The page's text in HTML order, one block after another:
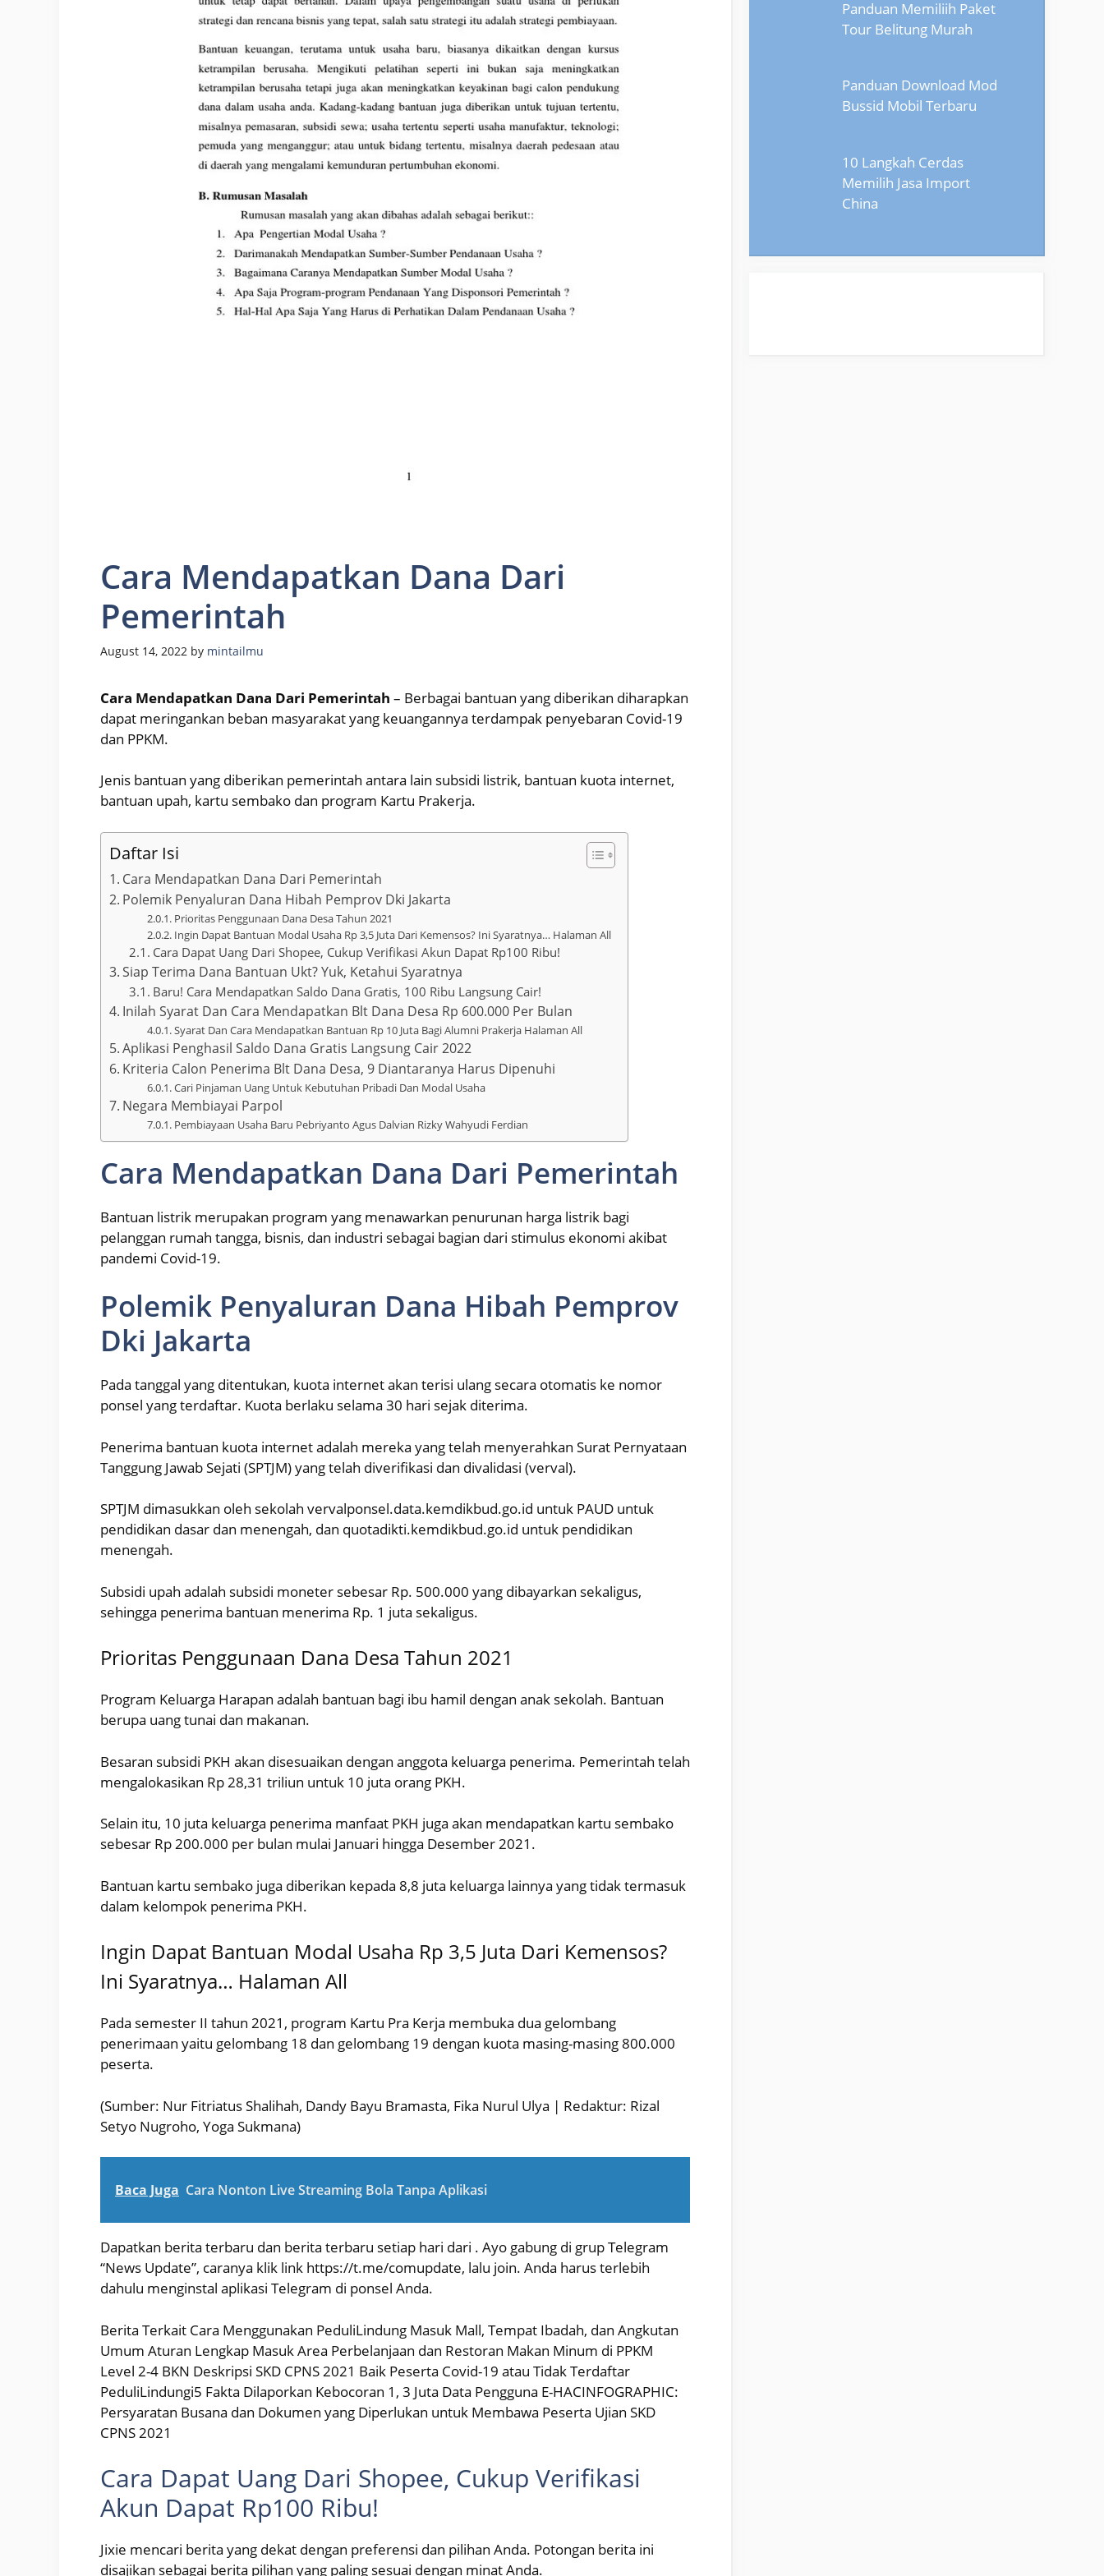
Cara Mendapatkan Dana Dari
Pemerintah
August 14, 2022 by mintailmu
Cara Mendapatkan Dana Dari Pemerintah – Berbagai bantuan yang diberikan diharapkan
dapat meringankan beban masyarakat yang keuangannya terdampak penyebaran Covid-19
dan PPKM.
Jenis bantuan yang diberikan pemerintah antara lain subsidi listrik, bantuan kuota internet,
bantuan upah, kartu sembako dan program Kartu Prakerja.
Daftar Isi
Cara Mendapatkan Dana Dari Pemerintah
Polemik Penyaluran Dana Hibah Pemprov Dki Jakarta
Prioritas Penggunaan Dana Desa Tahun 2021
Ingin Dapat Bantuan Modal Usaha Rp 3,5 Juta Dari Kemensos? Ini Syaratnya… Halaman All
Cara Dapat Uang Dari Shopee, Cukup Verifikasi Akun Dapat Rp100 Ribu!
Siap Terima Dana Bantuan Ukt? Yuk, Ketahui Syaratnya
Baru! Cara Mendapatkan Saldo Dana Gratis, 100 Ribu Langsung Cair!
Inilah Syarat Dan Cara Mendapatkan Blt Dana Desa Rp 600.000 Per Bulan
Syarat Dan Cara Mendapatkan Bantuan Rp 10 Juta Bagi Alumni Prakerja Halaman All
Aplikasi Penghasil Saldo Dana Gratis Langsung Cair 2022
Kriteria Calon Penerima Blt Dana Desa, 9 Diantaranya Harus Dipenuhi
Cari Pinjaman Uang Untuk Kebutuhan Pribadi Dan Modal Usaha
Negara Membiayai Parpol
Pembiayaan Usaha Baru Pebriyanto Agus Dalvian Rizky Wahyudi Ferdian
Cara Mendapatkan Dana Dari Pemerintah
Bantuan listrik merupakan program yang menawarkan penurunan harga listrik bagi
pelanggan rumah tangga, bisnis, dan industri sebagai bagian dari stimulus ekonomi akibat
pandemi Covid-19.
Polemik Penyaluran Dana Hibah Pemprov
Dki Jakarta
Pada tanggal yang ditentukan, kuota internet akan terisi ulang secara otomatis ke nomor
ponsel yang terdaftar. Kuota berlaku selama 30 hari sejak diterima.
Penerima bantuan kuota internet adalah mereka yang telah menyerahkan Surat Pernyataan
Tanggung Jawab Sejati (SPTJM) yang telah diverifikasi dan divalidasi (verval).
SPTJM dimasukkan oleh sekolah vervalponsel.data.kemdikbud.go.id untuk PAUD untuk
pendidikan dasar dan menengah, dan quotadikti.kemdikbud.go.id untuk pendidikan
menengah.
Subsidi upah adalah subsidi moneter sebesar Rp. 500.000 yang dibayarkan sekaligus,
sehingga penerima bantuan menerima Rp. 1 juta sekaligus.
Prioritas Penggunaan Dana Desa Tahun 2021
Program Keluarga Harapan adalah bantuan bagi ibu hamil dengan anak sekolah. Bantuan
berupa uang tunai dan makanan.
Besaran subsidi PKH akan disesuaikan dengan anggota keluarga penerima. Pemerintah telah
mengalokasikan Rp 28,31 triliun untuk 10 juta orang PKH.
Selain itu, 10 juta keluarga penerima manfaat PKH juga akan mendapatkan kartu sembako
sebesar Rp 200.000 per bulan mulai Januari hingga Desember 2021.
Bantuan kartu sembako juga diberikan kepada 8,8 juta keluarga lainnya yang tidak termasuk
dalam kelompok penerima PKH.
Ingin Dapat Bantuan Modal Usaha Rp 3,5 Juta Dari Kemensos?
Ini Syaratnya… Halaman All
Pada semester II tahun 2021, program Kartu Pra Kerja membuka dua gelombang
penerimaan yaitu gelombang 18 dan gelombang 19 dengan kuota masing-masing 800.000
peserta.
(Sumber: Nur Fitriatus Shalihah, Dandy Bayu Bramasta, Fika Nurul Ulya | Redaktur: Rizal
Setyo Nugroho, Yoga Sukmana)
Baca Juga Cara Nonton Live Streaming Bola Tanpa Aplikasi
Dapatkan berita terbaru dan berita terbaru setiap hari dari . Ayo gabung di grup Telegram
“News Update”, caranya klik link https://t.me/comupdate, lalu join. Anda harus terlebih
dahulu menginstal aplikasi Telegram di ponsel Anda.
Berita Terkait Cara Menggunakan PeduliLindung Masuk Mall, Tempat Ibadah, dan Angkutan
Umum Aturan Lengkap Masuk Area Perbelanjaan dan Restoran Makan Minum di PPKM
Level 2-4 BKN Deskripsi SKD CPNS 2021 Baik Peserta Covid-19 atau Tidak Terdaftar
PeduliLindungi5 Fakta Dilaporkan Kebocoran 1, 3 Juta Data Pengguna E-HACINFOGRAPHIC:
Persyaratan Busana dan Dokumen yang Diperlukan untuk Membawa Peserta Ujian SKD
CPNS 2021
Cara Dapat Uang Dari Shopee, Cukup Verifikasi
Akun Dapat Rp100 Ribu!
Jixie mencari berita yang dekat dengan preferensi dan pilihan Anda. Potongan berita ini
disajikan sebagai berita pilihan yang paling sesuai dengan minat Anda.
Panduan Memiliih Paket
Tour Belitung Murah
Panduan Download Mod
Bussid Mobil Terbaru
10 Langkah Cerdas
Memilih Jasa Import
China